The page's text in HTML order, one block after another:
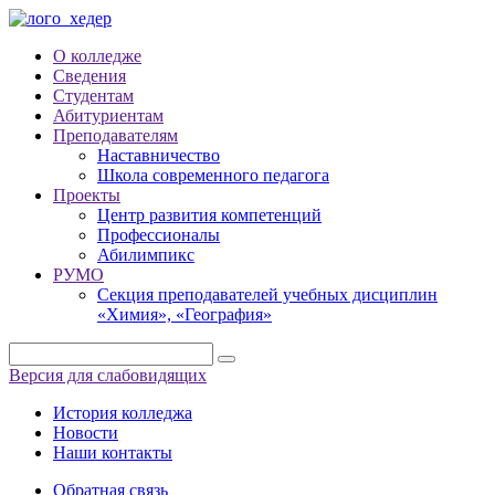
О колледже
Сведения
Студентам
Абитуриентам
Преподавателям
Наставничество
Школа современного педагога
Проекты
Центр развития компетенций
Профессионалы
Абилимпикс
РУМО
Секция преподавателей учебных дисциплин
«Химия», «География»
Версия для слабовидящих
История колледжа
Новости
Наши контакты
Обратная связь